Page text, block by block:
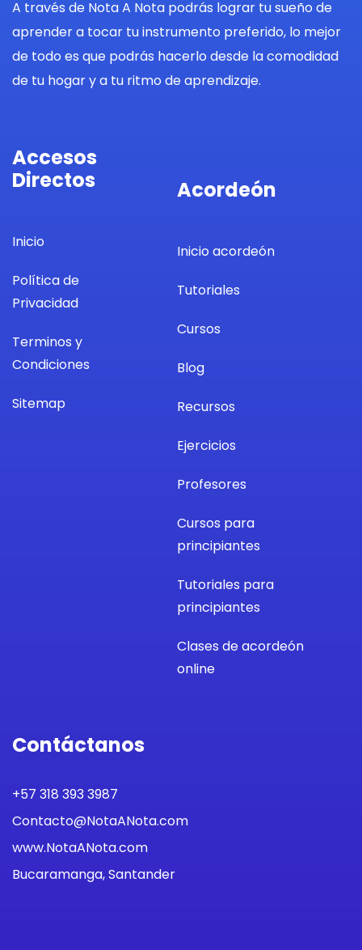
A través de Nota A Nota podrás lograr tu sueño de
aprender a tocar tu instrumento preferido, lo mejor
de todo es que podrás hacerlo desde la comodidad
de tu hogar y a tu ritmo de aprendizaje.
Accesos
Directos
Inicio
Política de
Privacidad
Terminos y
Condiciones
Sitemap
Acordeón
Inicio acordeón
Tutoriales
Cursos
Blog
Recursos
Ejercicios
Profesores
Cursos para
principiantes
Tutoriales para
principiantes
Clases de acordeón
online
Contáctanos
+57 318 393 3987
Contacto@NotaANota.com
www.NotaANota.com
Bucaramanga, Santander